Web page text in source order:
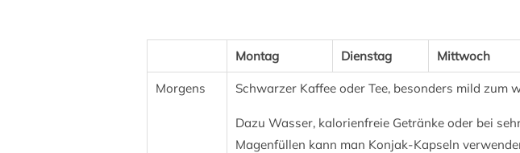
Montag Dienstag Mittwoch
Morgens Schwarzer Kaffee oder Tee, besonders mild zum
Dazu Wasser, kalorienfreie Getränke oder bei
Magenfüllen kann man Konjak-Kapseln